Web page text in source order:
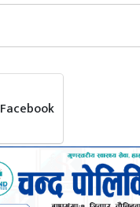
Facebook